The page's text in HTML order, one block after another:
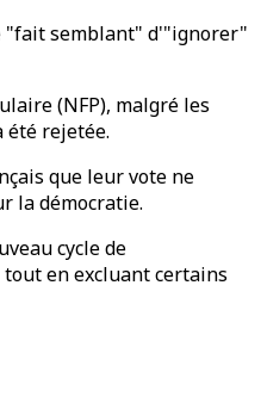
"fait semblant" d'"ignorer"
(NFP), malgré les
été rejetée.
que leur vote ne
la démocratie.
cycle de
en excluant certains